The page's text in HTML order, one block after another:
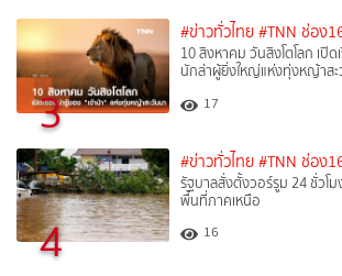
3
#ข่าวทั่วไทย #TNN ช่อง
10 สิงหาคม วันสิงโตโลก เปิด
นักล่าผู้ยิ่งใหญ่แห่งทุ่งหญ้าส
17
4
#ข่าวทั่วไทย #TNN ช่อง
รัฐบาลสั่งตั้งวอร์รูม 24 ชั่วโ
พื้นที่ภาคเหนือ
16